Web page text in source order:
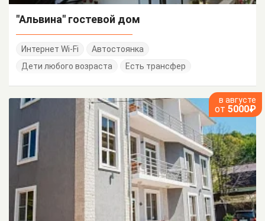
"Альвина" гостевой дом
Интернет Wi-Fi
Автостоянка
Дети любого возраста
Есть трансфер
в августе
от 5000₽